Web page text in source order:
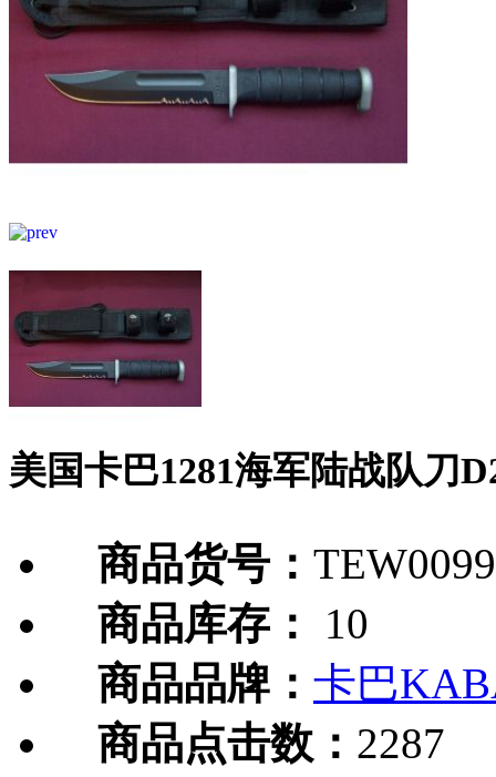
美国卡巴1281海军陆战队刀
商品货号：
商品库存：
10
商品品牌： 卡巴
商品点击数： 2287